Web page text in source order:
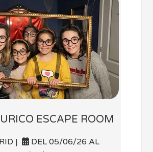
ESCAPE ROOM
|
DEL 05/06/26 AL